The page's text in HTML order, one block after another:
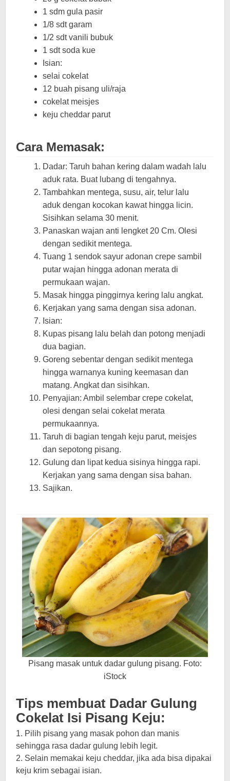
1 sdm gula pasir
1/8 sdt garam
1/2 sdt vanili bubuk
1 sdt soda kue
Isian:
selai cokelat
12 buah pisang uli/raja
cokelat meisjes
keju cheddar parut
Cara Memasak:
Dadar: Taruh bahan kering dalam wadah lalu
aduk rata. Buat lubang di tengahnya.
Tambahkan mentega, susu, air, telur lalu
aduk dengan kocokan kawat hingga licin.
Sisihkan selama 30 menit.
Panaskan wajan anti lengket 20 Cm. Olesi
dengan sedikit mentega.
Tuang 1 sendok sayur adonan crepe sambil
putar wajan hingga adonan merata di
permukaan wajan.
Masak hingga pinggirnya kering lalu angkat.
Kerjakan yang sama dengan sisa adonan.
Isian:
Kupas pisang lalu belah dan potong menjadi
dua bagian.
Goreng sebentar dengan sedikit mentega
hingga warnanya kuning keemasan dan
matang. Angkat dan sisihkan.
Penyajian: Ambil selembar crepe cokelat,
olesi dengan selai cokelat merata
permukaannya.
Taruh di bagian tengah keju parut, meisjes
dan sepotong pisang.
Gulung dan lipat kedua sisinya hingga rapi.
Kerjakan yang sama dengan sisa bahan.
Sajikan.
Pisang masak untuk dadar gulung pisang. Foto:
iStock
Tips membuat Dadar Gulung
Cokelat Isi Pisang Keju:
1. Pilih pisang yang masak pohon dan manis
sehingga rasa dadar gulung lebih legit.
2. Selain memakai keju cheddar, jika ada bisa dipakai
keju krim sebagai isian.